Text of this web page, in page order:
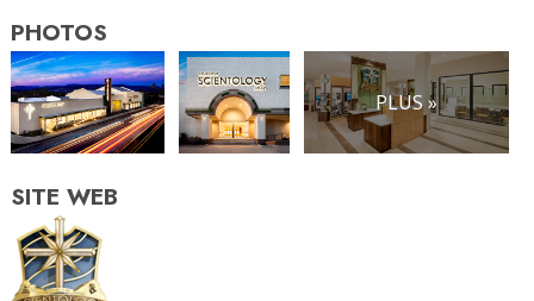
PHOTOS
PLUS »
SITE WEB